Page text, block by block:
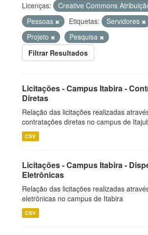
Licenças: Creative Commons
Pessoas
Etiquetas: Servidores
Projeto
Pesquisa
Filtrar Resultados
Licitações - Campus Itabira -
Diretas
Relação das licitações realizadas
contratações diretas no campus de
CSV
Licitações - Campus Itabira -
Eletrônicas
Relação das licitações realizadas
eletrônicas no campus de Itabira
CSV